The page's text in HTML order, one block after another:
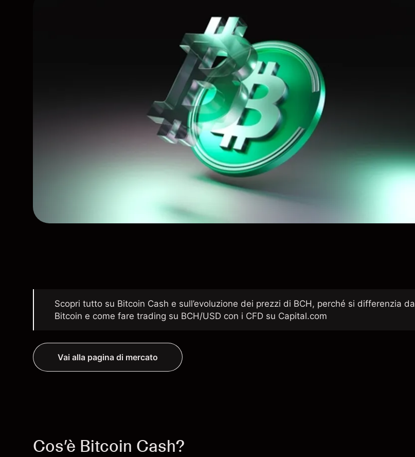
Scopri tutto su Bitcoin Cash e sull’evoluzione dei prezzi di BCH, perché si differenzia da
Bitcoin e come fare trading su BCH/USD con i CFD su Capital.com
Vai alla pagina di mercato
Cos’è Bitcoin Cash?